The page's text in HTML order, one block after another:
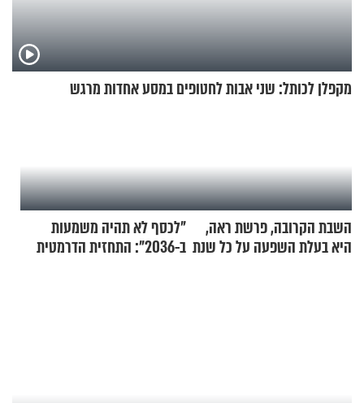
מקפלן לכותל: שני אבות לחטופים במסע אחדות מרגש
השבת הקרובה, פרשת ראה,
היא בעלת השפעה על כל שנת
"לכסף לא תהיה משמעות
ב-2036": התחזית הדרמטית